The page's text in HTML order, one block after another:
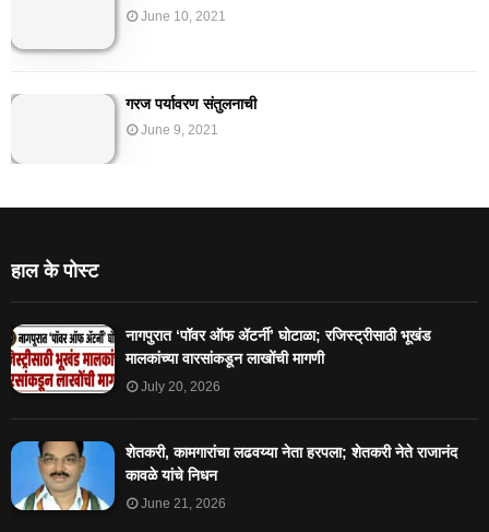
June 10, 2021
गरज पर्यावरण संतुलनाची
June 9, 2021
हाल के पोस्ट
नागपुरात ‘पॉवर ऑफ ॲटर्नी’ घोटाळा; रजिस्ट्रीसाठी भूखंड
मालकांच्या वारसांकडून लाखोंची मागणी
July 20, 2026
शेतकरी, कामगारांचा लढवय्या नेता हरपला; शेतकरी नेते राजानंद
कावळे यांचे निधन
June 21, 2026